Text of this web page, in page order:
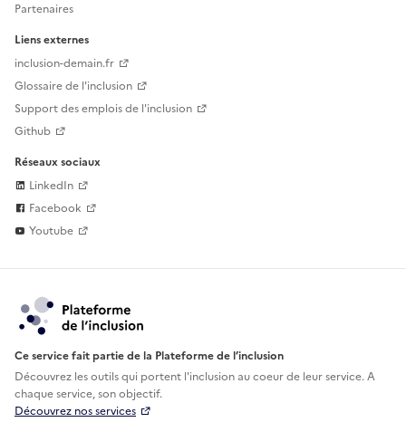
Partenaires
Liens externes
inclusion-demain.fr
Glossaire de l'inclusion
Support des emplois de l'inclusion
Github
Réseaux sociaux
LinkedIn
Facebook
Youtube
Ce service fait partie de la Plateforme de l’inclusion
Découvrez les outils qui portent l'inclusion aucoeur de leur service. A
chaque service, son objectif.
Découvrez nos services